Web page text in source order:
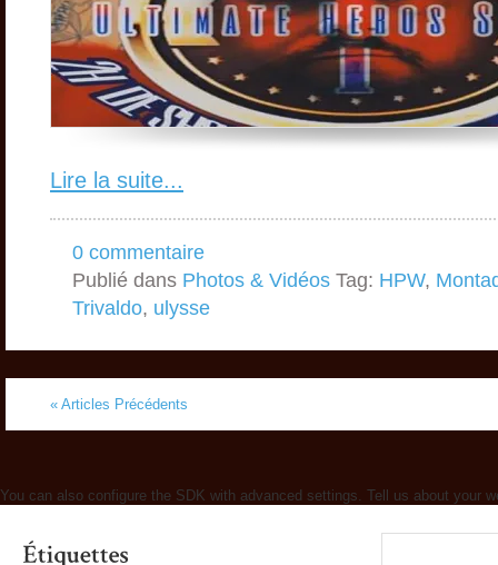
Lire la suite...
0 commentaire
Publié dans Photos & Vidéos Tag: HPW,
Trivaldo, ulysse
« Articles Précédents
You can also configure the SDK with advanced settings. Tell us about your